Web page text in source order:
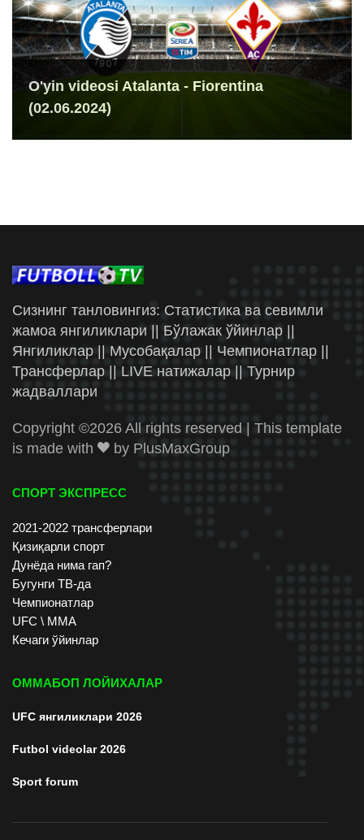
O'yin videosi Atalanta - Fiorentina
(02.06.2024)
Сизнинг танловингиз: Статистика ва севимли
жамоа янгиликлари || Бўлажак ўйинлар ||
Янгиликлар || Мусобақалар || Чемпионатлар ||
Трансферлар || LIVE натижалар || Турнир
жадваллари
Copyright ©2026 All rights reserved | This template
is made with
by PlusMaxGroup
СПОРТ ЭКСПРЕСС
2021-2022 трансферлари
Қизиқарли спорт
Дунёда нима гап?
Бугунги ТВ-да
Чемпионатлар
UFC \ ММА
Кечаги ўйинлар
ОММАБОП ЛОЙИХАЛАР
UFC янгиликлари 2026
Futbol videolar 2026
Sport forum